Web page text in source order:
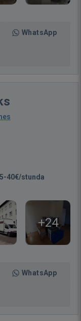
WhatsApp
40€/stunda
+24
WhatsApp